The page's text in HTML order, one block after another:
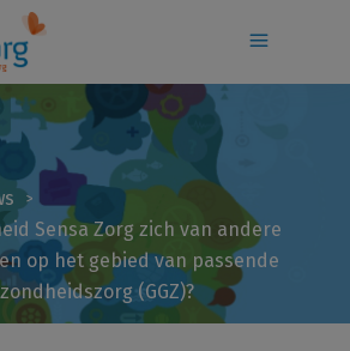
>
Sensa Zorg zich van andere
op het gebied van passende
(GGZ)?